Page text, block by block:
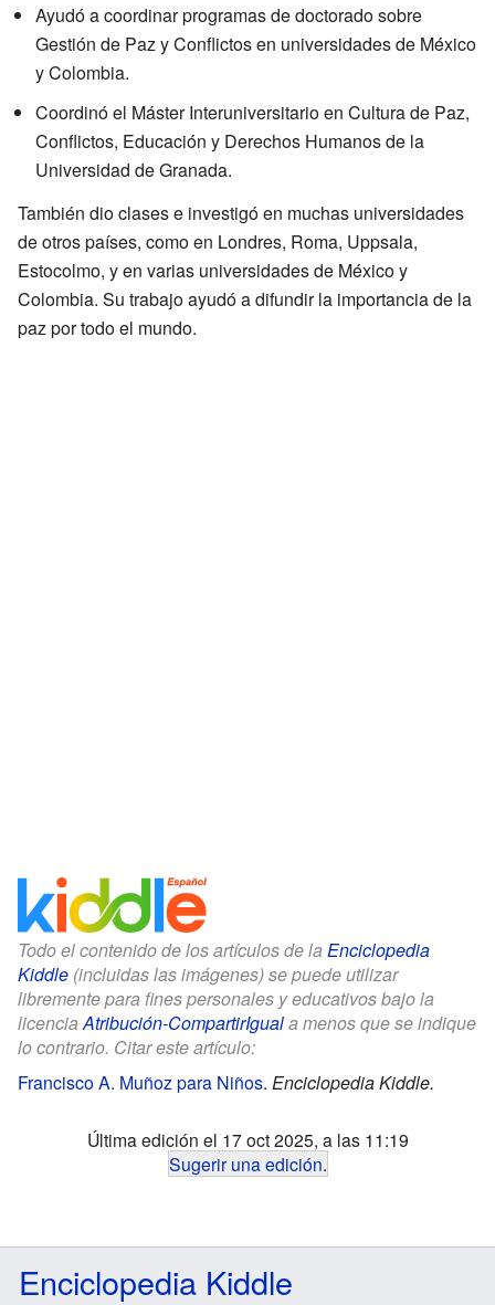
Ayudó a coordinar programas de doctorado sobre
Gestión de Paz y Conflictos en universidades de México
y Colombia.
Coordinó el Máster Interuniversitario en Cultura de Paz,
Conflictos, Educación y Derechos Humanos de la
Universidad de Granada.
También dio clases e investigó en muchas universidades
de otros países, como en Londres, Roma, Uppsala,
Estocolmo, y en varias universidades de México y
Colombia. Su trabajo ayudó a difundir la importancia de la
paz por todo el mundo.
Todo el contenido de los artículos de la Enciclopedia
Kiddle (incluidas las imágenes) se puede utilizar
libremente para fines personales y educativos bajo la
licenciaAtribución-CompartirIguala menos que se indique
lo contrario. Citar este artículo:
Francisco A. Muñoz para Niños. Enciclopedia Kiddle.
Última edición el 17 oct 2025, a las 11:19
Sugerir una edición.
Enciclopedia Kiddle